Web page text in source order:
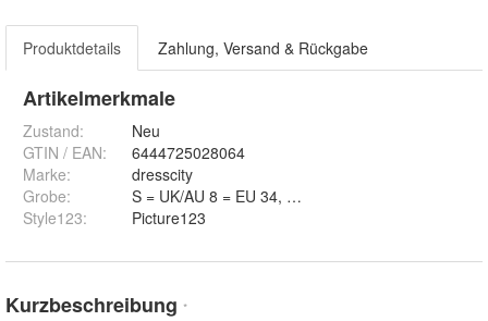
Produktdetails Zahlung, Versand & Rückgabe
Artikelmerkmale
Zustand:
Neu
GTIN / EAN:
6444725028064
Marke:
dresscity
Grobe:
S = UK/AU 8 = EU 34, M = UK/AU 10 = EU 36, L =
Style123: Picture123
Kurzbeschreibung *